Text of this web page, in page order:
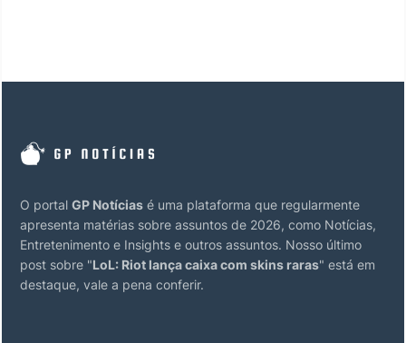
O portal GP Notícias é uma plataforma que regularmente
apresenta matérias sobre assuntos de 2026, como Notícias,
Entretenimento e Insights e outros assuntos. Nosso último
post sobre "LoL: Riot lança caixa com skins raras" está em
destaque, vale a pena conferir.